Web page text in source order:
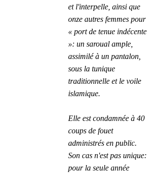
et l'interpelle, ainsi que
onze autres femmes pour
« port de tenue indécente
»: un saroual ample,
assimilé à un pantalon,
sous la tunique
traditionnelle et le voile
islamique.
Elle est condamnée à 40
coups de fouet
administrés en public.
Son cas n'est pas unique:
pour la seule année